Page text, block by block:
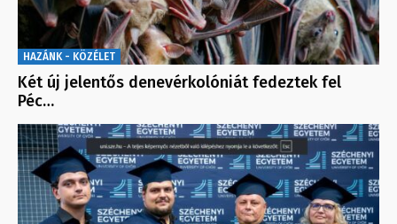
HAZÁNK - KÖZÉLET
Két új jelentős denevérkolóniát fedeztek fel
Péc…